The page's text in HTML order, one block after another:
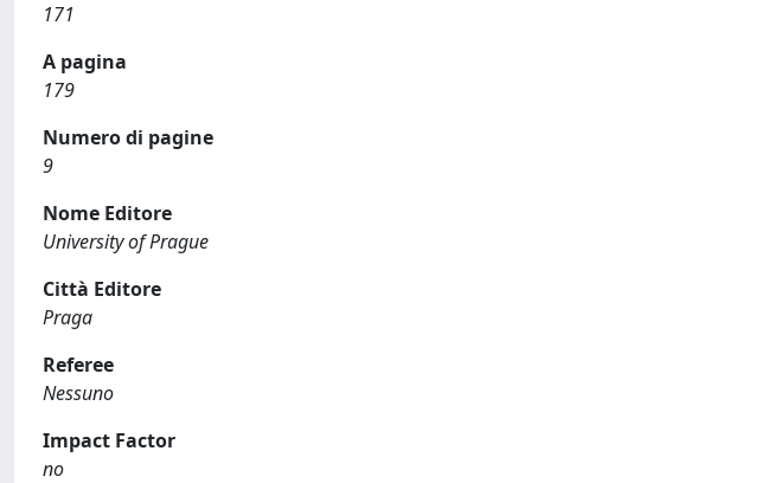
171
A pagina
179
Numero di pagine
9
Nome Editore
University of Prague
Città Editore
Praga
Referee
Nessuno
Impact Factor
no